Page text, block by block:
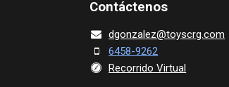
Contácte​nos
dgonza​lez@toy​scrg.c​o​m
6458-9262
Recorrido Virtual